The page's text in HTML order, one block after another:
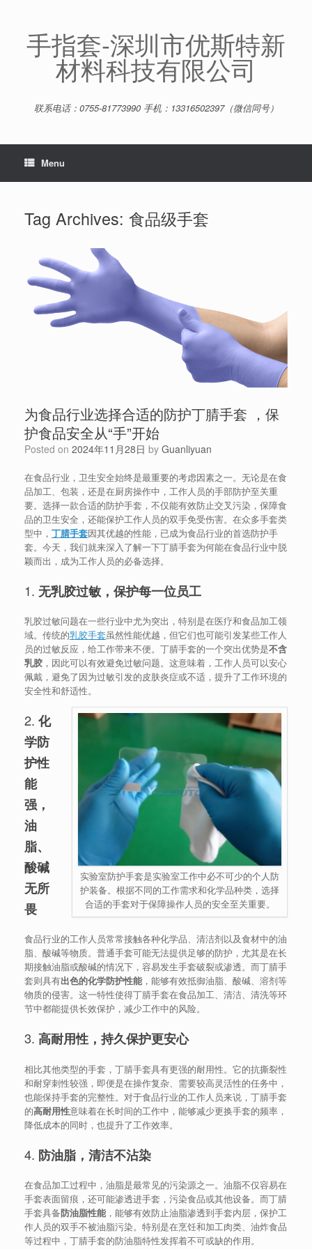
content手指套-深圳市优斯特新
材料科技有限公司
联系电话：0755-81773990 手机：13316502397（微信同号）
Menu
Tag Archives: 食品级手套
为食品行业选择合适的防护丁腈手套 ，保
护食品安全从“手”开始
Posted on 2024年11月28日 by Guanliyuan
在食品行业，卫生安全始终是最重要的考虑因素之一。无论是在食
品加工、包装，还是在厨房操作中，工作人员的手部防护至关重
要。选择一款合适的防护手套，不仅能有效防止交叉污染，保障食
品的卫生安全，还能保护工作人员的双手免受伤害。在众多手套类
型中， 丁腈手套因其优越的性能，已成为食品行业的首选防护手
套。今天，我们就来深入了解一下丁腈手套为何能在食品行业中脱
颖而出，成为工作人员的必备选择。
1. 无乳胶过敏，保护每一位员工
乳胶过敏问题在一些行业中尤为突出，特别是在医疗和食品加工领
域。传统的乳胶手套虽然性能优越，但它们也可能引发某些工作人
员的过敏反应，给工作带来不便。丁腈手套的一个突出优势是不含
乳胶 ，因此可以有效避免过敏问题。这意味着，工作人员可以安心
佩戴，避免了因为过敏引发的皮肤炎症或不适，提升了工作环境的
安全性和舒适性。
实验室防护手套是实验室工作中必不可少的个人防
护装备。根据不同的工作需求和化学品种类，选择
合适的手套对于保障操作人员的安全至关重要。
2. 化
学防
护性
能
强，
油
脂、
酸碱
无所
畏
食品行业的工作人员常常接触各种化学品、清洁剂以及食材中的油
脂、酸碱等物质。普通手套可能无法提供足够的防护，尤其是在长
期接触油脂或酸碱的情况下，容易发生手套破裂或渗透。而丁腈手
套则具有出色的化学防护性能 ，能够有效抵御油脂、酸碱、溶剂等
物质的侵害。这一特性使得丁腈手套在食品加工、清洁、清洗等环
节中都能提供长效保护，减少工作中的风险。
3. 高耐用性，持久保护更安心
相比其他类型的手套，丁腈手套具有更强的耐用性。它的抗撕裂性
和耐穿刺性较强，即便是在操作复杂、需要较高灵活性的任务中，
也能保持手套的完整性。对于食品行业的工作人员来说，丁腈手套
的高耐用性意味着在长时间的工作中，能够减少更换手套的频率，
降低成本的同时，也提升了工作效率。
4. 防油脂，清洁不沾染
在食品加工过程中，油脂是最常见的污染源之一。油脂不仅容易在
手套表面留痕，还可能渗透进手套，污染食品或其他设备。而丁腈
手套具备防油脂性能 ，能够有效防止油脂渗透到手套内层，保护工
作人员的双手不被油脂污染。特别是在烹饪和加工肉类、油炸食品
等过程中，丁腈手套的防油脂特性发挥着不可或缺的作用。